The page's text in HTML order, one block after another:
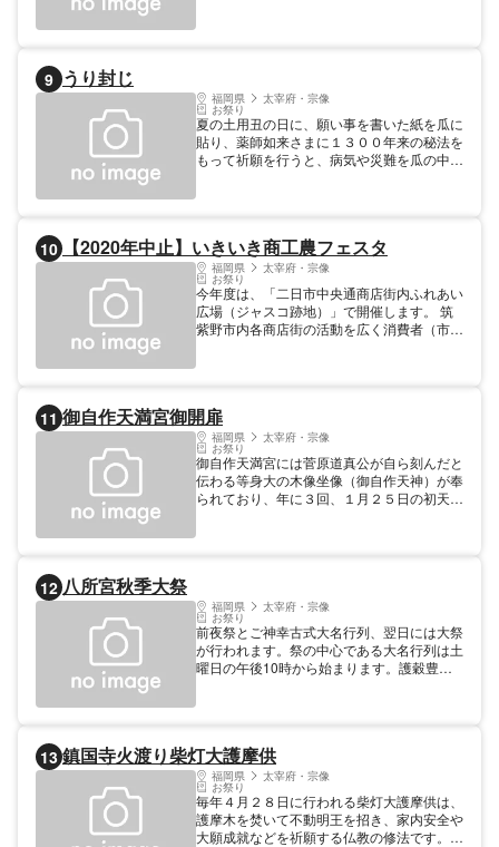
9 うり封じ
福岡県 太宰府・宗像
お祭り
夏の土用丑の日に、願い事を書いた紙を瓜に
貼り、薬師如来さまに１３００年来の秘法を
もって祈願を行うと、病気や災難を瓜の中に
10 【2020年中止】いきいき商工農フェスタ
福岡県 太宰府・宗像
お祭り
今年度は、「二日市中央通商店街内ふれあい
広場（ジャスコ跡地）」で開催します。 筑
紫野市内各商店街の活動を広く消費者（市
子どもからお年寄りまで楽しめます。
11 御自作天満宮御開扉
福岡県 太宰府・宗像
お祭り
御自作天満宮には菅原道真公が自ら刻んだと
伝わる等身大の木像坐像（御自作天神）が奉
られており、年に３回、１月２５日の初天神
12 八所宮秋季大祭
福岡県 太宰府・宗像
お祭り
前夜祭とご神幸古式大名行列、翌日には大祭
が行われます。祭の中心である大名行列は土
曜日の午後10時から始まります。護穀豊穣
13 鎮国寺火渡り柴灯大護摩供
福岡県 太宰府・宗像
お祭り
毎年４月２８日に行われる柴灯大護摩供は、
護摩木を焚いて不動明王を招き、家内安全や
大願成就などを祈願する仏教の修法です。願